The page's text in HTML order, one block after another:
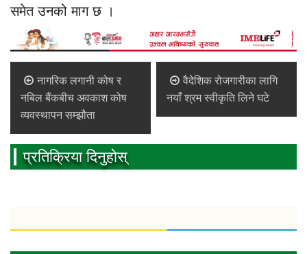
समेत उनको माग छ ।
नागरिक लगानी कोष र
नबिल बैंकबीच अवकाश कोष
व्यवस्थापन सम्झौता
वैदेशिक रोजगारीका लागि
नयाँ श्रम स्वीकृति लिने घटे
प्रतिक्रिया दिनुहोस्